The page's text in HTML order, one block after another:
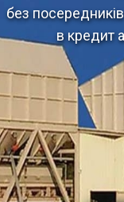
без
в кредит